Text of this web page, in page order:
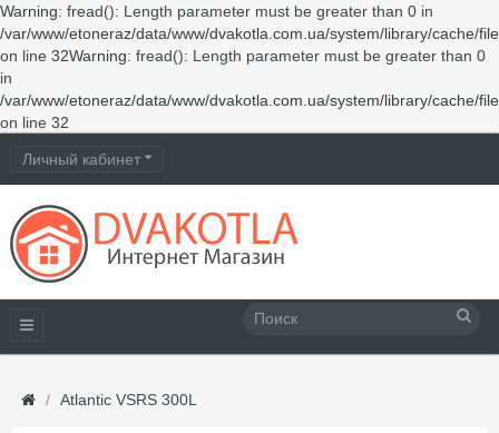
Warning: fread(): Length parameter must be greater than 0 in
/var/www/etoneraz/data/www/dvakotla.com.ua/system/library/cache/
on line 32Warning: fread(): Length parameter must be greater than 0
in
/var/www/etoneraz/data/www/dvakotla.com.ua/system/library/cache/
on line 32
Личный кабинет
Atlantic VSRS 300L